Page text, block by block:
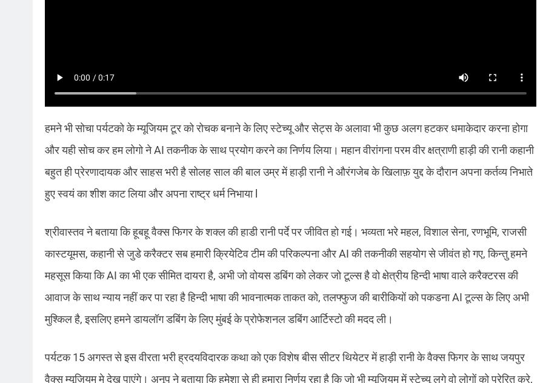
हमने भी सोचा पर्यटको के म्यूजियम टूर को रोचक बनाने के लिए स्टेच्यू और सेट्स के अलावा भी कुछ अलग हटकर धमाकेदार करना होगा
और यही सोच कर हम लोगो ने AI तकनीक के साथ प्रयोग करने का निर्णय लिया। महान वीरांगना परम वीर क्षत्राणी हाड़ी की रानी कहानी
बहुत ही प्रेरणादायक और साहस भरी है सोलह साल की बाल उम्र में हाड़ी रानी ने औरंगजेब के खिलाफ़ युद्द के दौरान अपना कर्तव्य निभाते
हुए स्वयं का शीश काट लिया और अपना राष्ट्र धर्म निभाया l
श्रीवास्तव ने बताया कि हूबहू वैक्स फिगर के शक्ल की हाडी रानी पर्दे पर जीवित हो गई। भव्यता भरे महल, विशाल सेना, रणभूमि, राजसी
कास्टयूमस, कहानी से जुडे करैक्टर सब हमारी क्रियेटिव टीम की परिकल्पना और AI की तकनीकी सहयोग से जीवंत हो गए, किन्तु हमने
महसूस किया कि AI का भी एक सीमित दायरा है, अभी जो वोयस डबिंग को लेकर जो टूल्स है वो क्षेत्रीय हिन्दी भाषा वाले करैक्टरस की
आवाज के साथ न्याय नहीं कर पा रहा है हिन्दी भाषा की भावनात्मक ताकत को, तलफ्फुज की बारीकियों को पकडना AI टूल्स के लिए अभी
मुश्किल है, इसलिए हमने डायलॉग डबिंग के लिए मुंबई के प्रोफेशनल डबिंग आर्टिस्टो की मदद ली।
पर्यटक 15 अगस्त से इस वीरता भरी ह्रदयविदारक कथा को एक विशेष बीस सीटर थियेटर में हाड़ी रानी के वैक्स फिगर के साथ जयपुर
वैक्स म्यूज़ियम मे देख पाएंगे। अनूप ने बताया कि हमेशा से ही हमारा निर्णय रहा है कि जो भी म्यूज़ियम में स्टेच्यू लगे वो लोगों को प्रेरित करे,